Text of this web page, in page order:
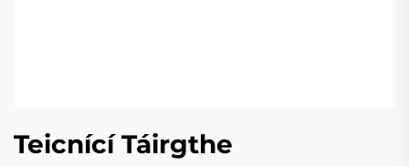
Teicnící Táirgthe